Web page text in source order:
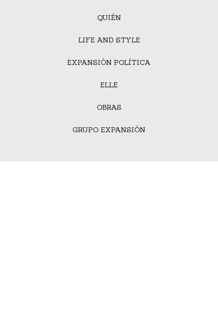
QUIÉN
LIFE AND STYLE
EXPANSIÓN POLÍTICA
ELLE
OBRAS
GRUPO EXPANSIÓN